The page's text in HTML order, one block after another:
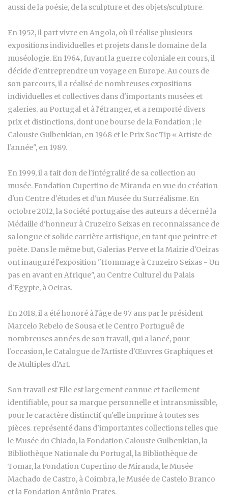
aussi de la poésie, de la sculpture et des objets/sculpture.
En 1952, il part vivre en Angola, où il réalise plusieurs
expositions individuelles et projets dans le domaine de la
muséologie. En 1964, fuyant la guerre coloniale en cours, il
décide d'entreprendre un voyage en Europe. Au cours de
son parcours, il a réalisé de nombreuses expositions
individuelles et collectives dans d'importants musées et
galeries, au Portugal et à l'étranger, et a remporté divers
prix et distinctions, dont une bourse de la Fondation ; le
Calouste Gulbenkian, en 1968 et le Prix SocTip « Artiste de
l'année", en 1989.
En 1999, il a fait don de l'intégralité de sa collection au
musée. Fondation Cupertino de Miranda en vue du création
d'un Centre d'études et d'un Musée du Surréalisme. En
octobre 2012, la Société portugaise des auteurs a décerné la
Médaille d'honneur à Cruzeiro Seixas en reconnaissance de
sa longue et solide carrière artistique, en tant que peintre et
poète. Dans le même but, Galerias Perve et la Mairie d'Oeiras
ont inauguré l'exposition "Hommage à Cruzeiro Seixas - Un
pas en avant en Afrique", au Centre Culturel du Palais
d'Egypte, à Oeiras.
En 2018, il a été honoré à l'âge de 97 ans par le président
Marcelo Rebelo de Sousa et le Centro Portuguê de
nombreuses années de son travail, qui a lancé, pour
l'occasion, le Catalogue de l'Artiste d'Œuvres Graphiques et
de Multiples d'Art.
Son travail est Elle est largement connue et facilement
identifiable, pour sa marque personnelle et intransmissible,
pour le caractère distinctif qu'elle imprime à toutes ses
pièces. représenté dans d'importantes collections telles que
le Musée du Chiado, la Fondation Calouste Gulbenkian, la
Bibliothèque Nationale du Portugal, la Bibliothèque de
Tomar, la Fondation Cupertino de Miranda, le Musée
Machado de Castro, à Coimbra, le Musée de Castelo Branco
et la Fondation Antônio Prates.